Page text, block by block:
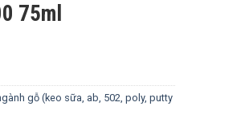
75ml
gỗ (keo sữa, ab, 502, poly, putty